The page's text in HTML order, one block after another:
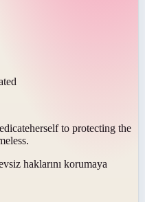
herself to protecting the
haklarını korumaya